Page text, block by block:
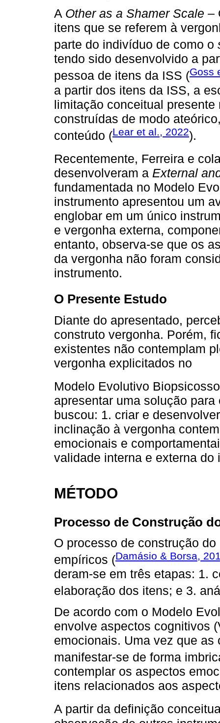
A Other as a Shamer Scale –
itens que se referem à
parte do indivíduo de como o
tendo sido desenvolvido a
pessoa de itens da ISS (Goss
a partir dos itens da ISS, a
limitação conceitual
construídas de modo
conteúdo (Lear et al., 2022).
Recentemente, Ferreira e
desenvolveram a External
fundamentada no Modelo
instrumento apresentou um
englobar em um único
e vergonha externa,
entanto, observa-se que os
da vergonha não foram
instrumento.
O Presente Estudo
Diante do apresentado,
construto vergonha. Porém,
existentes não contemplam
vergonha explicitados no
Modelo Evolutivo
apresentar uma solução
buscou: 1. criar e
inclinação à vergonha
emocionais e
validade interna e externa do
MÉTODO
Processo de Construção
O processo de construção
empíricos (Damásio & Borsa,
deram-se em três etapas: 1.
elaboração dos itens; e 3.
De acordo com o Modelo
envolve aspectos cognitivos
emocionais. Uma vez que
manifestar-se de forma
contemplar os aspectos
itens relacionados aos
A partir da definição